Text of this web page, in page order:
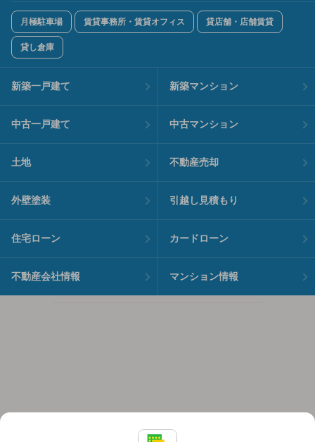
月極駐車場 賃貸事務所・賃貸オフィス 貸店舗・店舗賃貸
貸し倉庫
新築一戸建て 新築マンション
中古一戸建て 中古マンション
土地 不動産売却
外壁塗装 引越し見積もり
住宅ローン カードローン
不動産会社情報 マンション情報